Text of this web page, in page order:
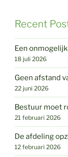
Recent
Een
18 juli 2026
Geen afstand
22 juni 2026
Bestuur moet
21 februari 2026
De afdeling
12 februari 2026